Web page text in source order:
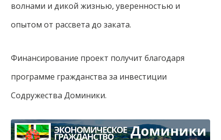
волнами и дикой жизнью, уверенностью и
опытом от рассвета до заката.
Финансирование проект получит благодаря
программе гражданства за инвестиции
Содружества Доминики.